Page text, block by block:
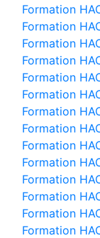
Formation
Formation
Formation
Formation
Formation
Formation
Formation
Formation
Formation
Formation
Formation
Formation
Formation
Formation